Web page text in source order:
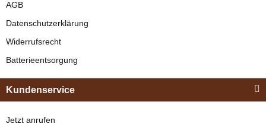
AGB
Datenschutzerklärung
Widerrufsrecht
Batterieentsorgung
Kundenservice
Jetzt anrufen